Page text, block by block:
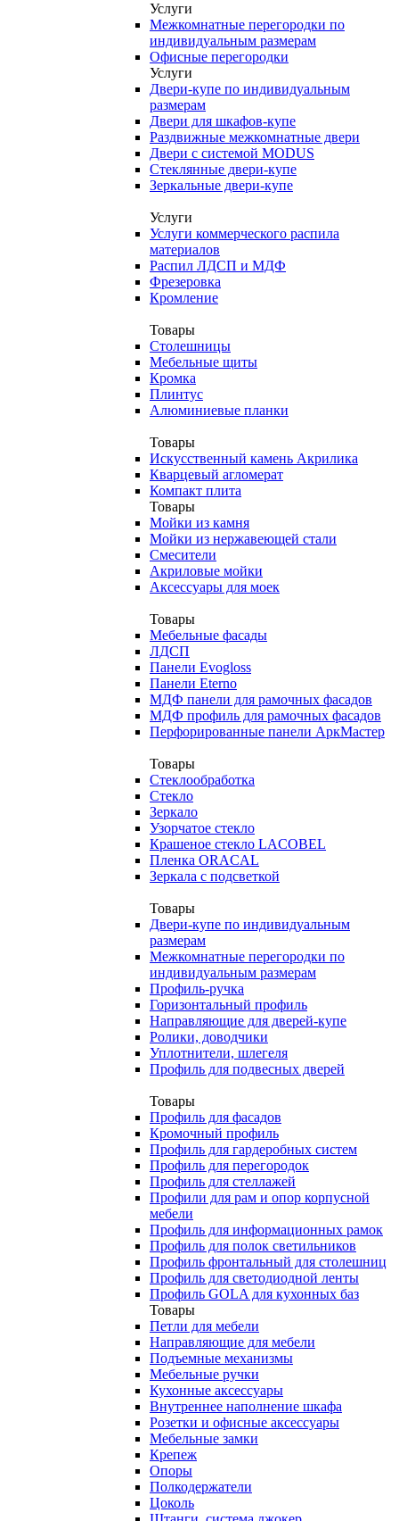
Услуги
Межкомнатные перегородки по
индивидуальным размерам
Офисные перегородки
Услуги
Двери-купе по индивидуальным
размерам
Двери для шкафов-купе
Раздвижные межкомнатные двери
Двери с системой MODUS
Стеклянные двери-купе
Зеркальные двери-купе
Услуги
Услуги коммерческого распила
материалов
Распил ЛДСП и МДФ
Фрезеровка
Кромление
Товары
Столешницы
Мебельные щиты
Кромка
Плинтус
Алюминиевые планки
Товары
Искусственный камень Акрилика
Кварцевый агломерат
Компакт плита
Товары
Мойки из камня
Мойки из нержавеющей стали
Смесители
Акриловые мойки
Аксессуары для моек
Товары
Мебельные фасады
ЛДСП
Панели Evogloss
Панели Eterno
МДФ панели для рамочных фасадов
МДФ профиль для рамочных фасадов
Перфорированные панели АркМастер
Товары
Стеклообработка
Стекло
Зеркало
Узорчатое стекло
Крашеное стекло LACOBEL
Пленка ORACAL
Зеркала с подсветкой
Товары
Двери-купе по индивидуальным
размерам
Межкомнатные перегородки по
индивидуальным размерам
Профиль-ручка
Горизонтальный профиль
Направляющие для дверей-купе
Ролики, доводчики
Уплотнители, шлегеля
Профиль для подвесных дверей
Товары
Профиль для фасадов
Кромочный профиль
Профиль для гардеробных систем
Профиль для перегородок
Профиль для стеллажей
Профили для рам и опор корпусной
мебели
Профиль для информационных рамок
Профиль для полок светильников
Профиль фронтальный для столешниц
Профиль для светодиодной ленты
Профиль GOLA для кухонных баз
Товары
Петли для мебели
Направляющие для мебели
Подъемные механизмы
Мебельные ручки
Кухонные аксессуары
Внутреннее наполнение шкафа
Розетки и офисные аксессуары
Мебельные замки
Крепеж
Опоры
Полкодержатели
Цоколь